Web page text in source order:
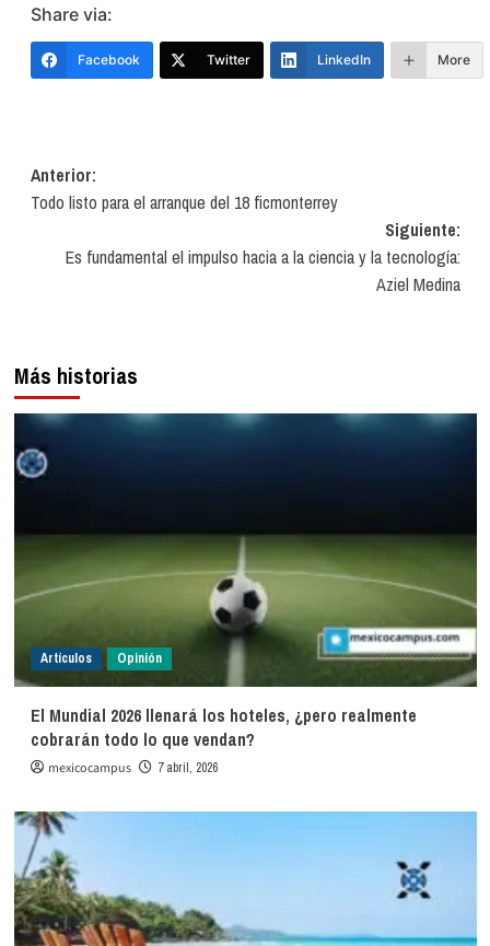
Share via:
Facebook Twitter LinkedIn More
Navegación
de
entradas
Anterior:
Todo listo para el arranque del 18 ficmonterrey
Siguiente:
Es fundamental el impulso hacia a la ciencia y la tecnología:
Aziel Medina
Más historias
Artículos Opinión
El Mundial 2026 llenará los hoteles, ¿pero realmente
cobrarán todo lo que vendan?
mexicocampus 7 abril, 2026